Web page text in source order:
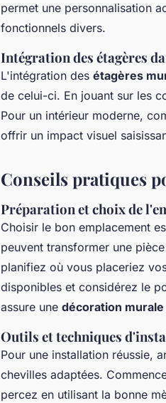
permet une personnalisation
fonctionnels divers.
Intégration des étagères
L'intégration des étagères
de celui-ci. En jouant sur les
Pour un intérieur moderne,
offrir un impact visuel
Conseils pratiques
Préparation et choix de
Choisir le bon emplacement
peuvent transformer une
planifiez où vous placeriez
disponibles et considérez le
assure une décoration
Outils et techniques
Pour une installation réussie,
chevilles adaptées.
percez en utilisant la bonne